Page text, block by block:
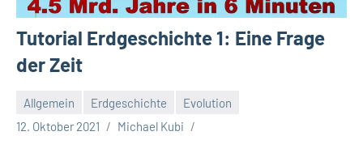
Tutorial Erdgeschichte 1: Eine Frage
der Zeit
Allgemein Erdgeschichte
Evolution
12. Oktober 2021
Michael Kubi